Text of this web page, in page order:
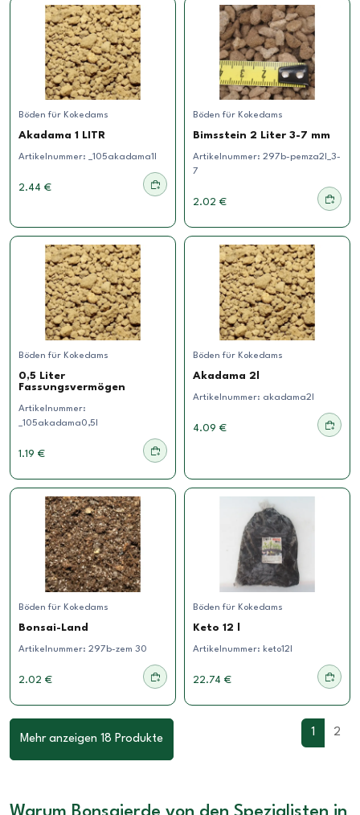
Böden für Kokedams
Akadama 1 LITR
Artikelnummer: _105akadama1l
2.44 €
Böden für Kokedams
Bimsstein 2 Liter 3-7 mm
Artikelnummer: 297b-pemza2l_3-
7
2.02 €
Böden für Kokedams
0,5 Liter
Fassungsvermögen
Artikelnummer:
_105akadama0,5l
1.19 €
Böden für Kokedams
Akadama 2l
Artikelnummer: akadama2l
4.09 €
Böden für Kokedams
Bonsai-Land
Artikelnummer: 297b-zem 30
2.02 €
Böden für Kokedams
Keto 12 l
Artikelnummer: keto12l
22.74 €
Mehr anzeigen 18 Produkte
1 2
Warum Bonsaierde von den Spezialisten in